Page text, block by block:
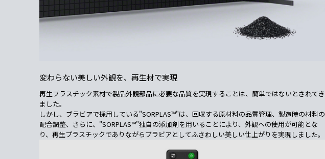
変わらない美しい外観を、再生材で実現
再生プラスチック素材で製品外観部品に必要な品質を実現することは、簡単ではないとされてき
ました。
しかし、ブラビアで採用している"SORPLAS™"は、回収する原材料の品質管理、製造時の材料の
配合調整、さらに、"SORPLAS™"独自の添加剤を用いることにより、外観への使用が可能とな
り、再生プラスチックでありながらブラビアとしてふさわしい美しい仕上がりを実現しました。